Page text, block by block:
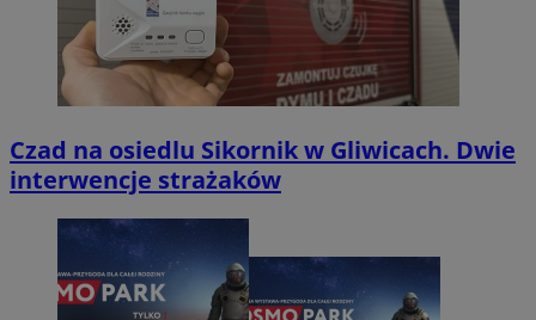
Czad na osiedlu Sikornik w Gliwicach. Dwie
interwencje strażaków